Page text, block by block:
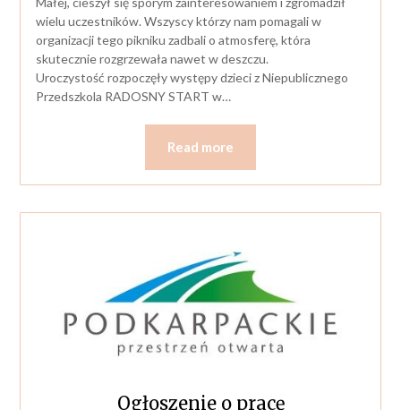
wielu uczestników. Wszyscy którzy nam pomagali w
organizacji tego pikniku zadbali o atmosferę, która
skutecznie rozgrzewała nawet w deszczu.
Uroczystość rozpoczęły występy dzieci z Niepublicznego
Przedszkola RADOSNY START w…
Read more
Ogłoszenie o pracę